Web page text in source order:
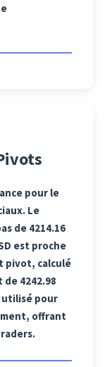
pour le
Le
de 4214.16
est proche
pivot, calculé
de 4242.98
pour
offrant